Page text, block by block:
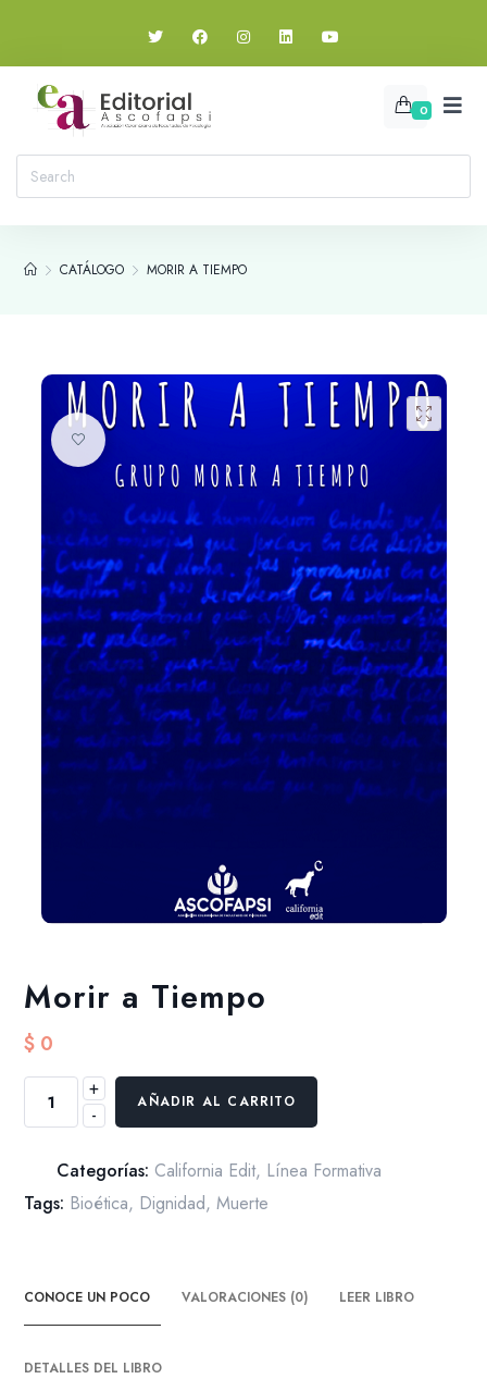
0
CATÁLOGO MORIR A TIEMPO
Añadir a la lista de deseos
Morir a Tiempo
$ 0
-
cantidad
+
AÑADIR AL CARRITO
Categorías: California Edit, Línea Formativa
Tags: Bioética, Dignidad,Muerte
CONOCE UN POCO VALORACIONES (0) LEER LIBRO
DETALLES DEL LIBRO